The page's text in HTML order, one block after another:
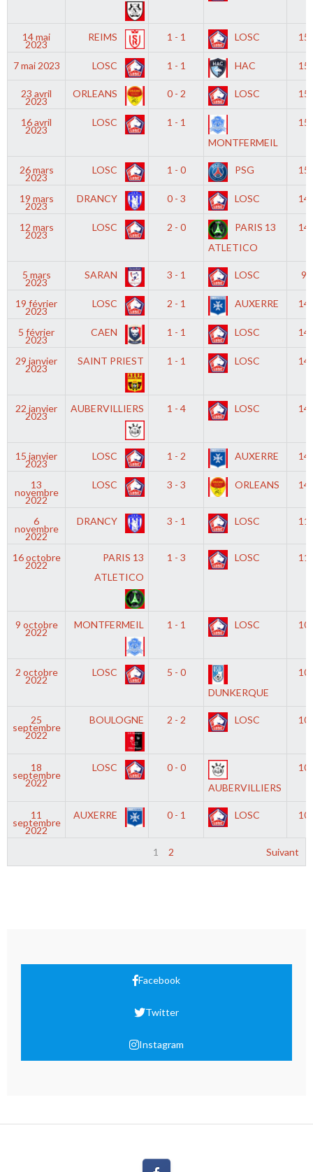
14 mai
2023
REIMS 1 - 1 LOSC
7 mai 2023 LOSC 1 - 1 HAC
23 avril
2023
ORLEANS 0 - 2 LOSC
16 avril
2023
LOSC
1 - 1
MONTFERMEIL
26 mars
2023
LOSC 1 - 0 PSG
19 mars
2023
DRANCY 0 - 3 LOSC
12 mars
2023
LOSC 2 - 0
PARIS 13
ATLETICO
5 mars
2023
SARAN 3 - 1 LOSC
19 février
2023
LOSC 2 - 1 AUXERRE
5 février
2023
CAEN 1 - 1 LOSC
29 janvier
2023
SAINT PRIEST 1 - 1 LOSC
22 janvier
2023
AUBERVILLIERS 1 - 4 LOSC
15 janvier
2023
LOSC 1 - 2 AUXERRE
13
novembre
2022
LOSC 3 - 3 ORLEANS
6
novembre
2022
DRANCY 3 - 1 LOSC
16 octobre
2022
PARIS 13
ATLETICO
1 - 3 LOSC
9 octobre
2022
MONTFERMEIL 1 - 1 LOSC
2 octobre
2022
LOSC
5 - 0
DUNKERQUE
25
septembre
2022
BOULOGNE 2 - 2 LOSC
18
septembre
2022
LOSC
0 - 0
AUBERVILLIERS
11
septembre
2022
AUXERRE 0 - 1 LOSC
1 2 Suivant
Facebook
Twitter
Instagram